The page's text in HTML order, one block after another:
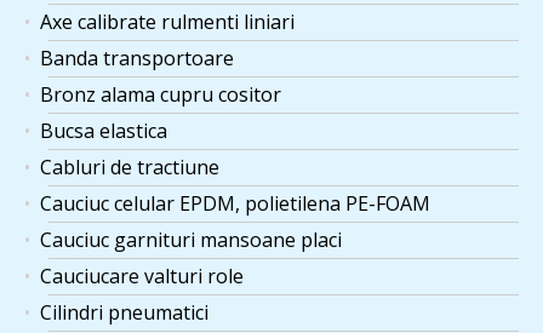
Axe calibrate rulmenti liniari
Banda transportoare
Bronz alama cupru cositor
Bucsa elastica
Cabluri de tractiune
Cauciuc celular EPDM, polietilena PE-FOAM
Cauciuc garnituri mansoane placi
Cauciucare valturi role
Cilindri pneumatici